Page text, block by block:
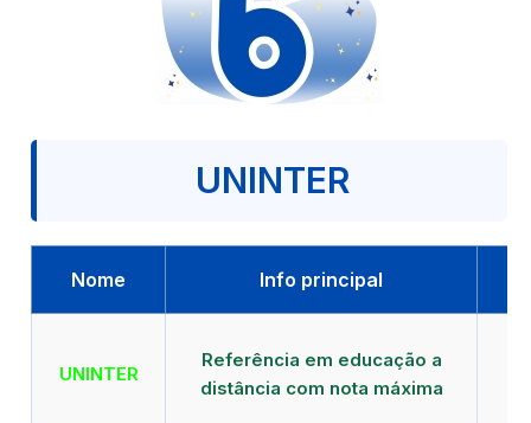
UNINTER
Nome Info principal
UNINTER
Referência em educação a
distância com nota máxima